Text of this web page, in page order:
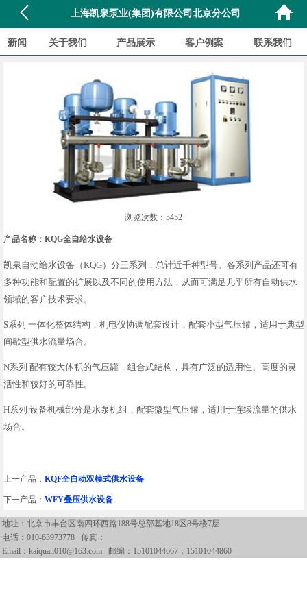
上海凯泉泵业(集团)有限公司北京分公司
新闻 关于我们 产品展示 客户例案 联系我们
浏览次数：5452
产品名称：KQG全自给水设备
凯泉自动给水设备（KQG）分三系列，总计近千种型号。各系列产品还可有
多种功能和配置的扩展以及不同的使用方法，从而可满足几乎所有自动供水
领域的客户技术要求。
S系列 一体化整体结构，机电仪协调配套设计，配套小型气压罐，适用于典型
间歇型供水流量场合。
N系列 配有较大体积的气压罐，组合式结构，具有广泛的适用性、高度的灵
活性和较好的可靠性。
H系列 设备机械部分是水泵机组，配套微型气压罐，适用于连续流量的供水
场合。
上一产品： KQF全自动双模式供水设备
下一产品： WFY叠压供水设备
地址：北京市丰台区南四环西路188号总部基地18区8号楼7层
电话： 010-63973778 传真：
Email：kaiquan010@163.com 邮编：15101044667，15101044860